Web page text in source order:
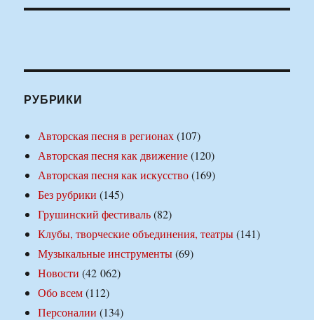
РУБРИКИ
Авторская песня в регионах(107)
Авторская песня как движение(120)
Авторская песня как искусство(169)
Без рубрики (145)
Грушинский фестиваль(82)
Клубы, творческие объединения, театры(141)
Музыкальные инструменты(69)
Новости (42 062)
Обо всем(112)
Персоналии (134)